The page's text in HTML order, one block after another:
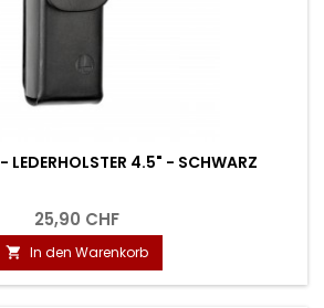
LEDERHOLSTER 4.5" - SCHWARZ
25,90 CHF
 In den Warenkorb